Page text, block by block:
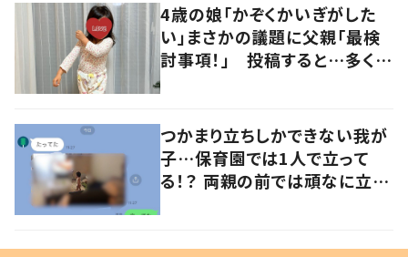
4歳の娘「かぞくかいぎがした
い」まさかの議題に父親「最検
討事項！」 投稿すると…多くの
つかまり立ちしかできない我が
子…保育園では1人で立って
る！？ 両親の前では頑なに立た